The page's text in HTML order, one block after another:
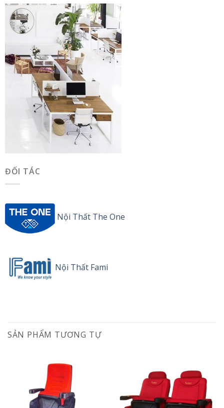
ĐỐI TÁC
Nội Thất The One
Nội Thất Fami
SẢN PHẨM TƯƠNG TỰ